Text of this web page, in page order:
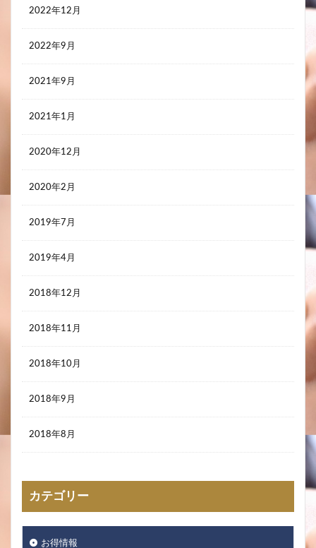
2022年12月
2022年9月
2021年9月
2021年1月
2020年12月
2020年2月
2019年7月
2019年4月
2018年12月
2018年11月
2018年10月
2018年9月
2018年8月
カテゴリー
お得情報